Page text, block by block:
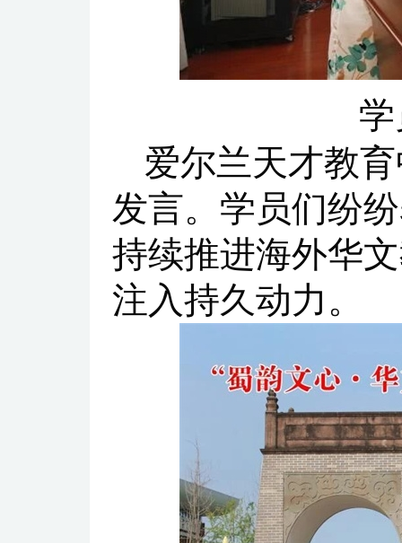
爱尔兰天才教
发言。学员们纷
持续推进海外华
注入持久动力。